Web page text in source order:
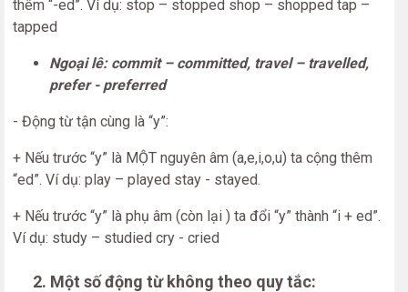
thêm “-ed”. Ví dụ: stop – stopped shop – shopped tap –
tapped
Ngoại lê: commit – committed, travel – travelled,
prefer - preferred
- Động từ tận cùng là “y”:
+ Nếu trước “y” là MỘT nguyên âm (a,e,i,o,u) ta cộng thêm
“ed”. Ví dụ: play – played stay - stayed.
+ Nếu trước “y” là phụ âm (còn lại ) ta đổi “y” thành “i + ed”.
Ví dụ: study – studied cry - cried
2. Một số động từ không theo quy tắc: